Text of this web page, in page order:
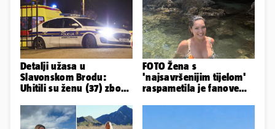
Detalji užasa u
Slavonskom Brodu:
Uhitili su ženu (37) zbog
muškarca
FOTO Žena s
'najsavršenijim tijelom'
raspametila je fanove